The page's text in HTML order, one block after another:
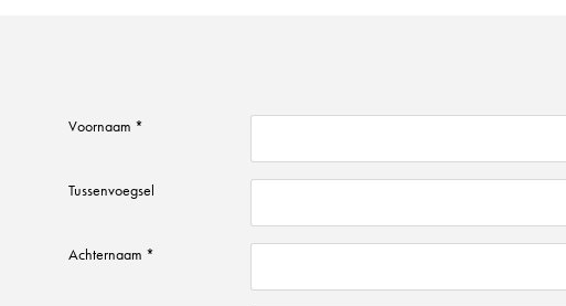
Voornaam *
Tussenvoegsel
Achternaam *